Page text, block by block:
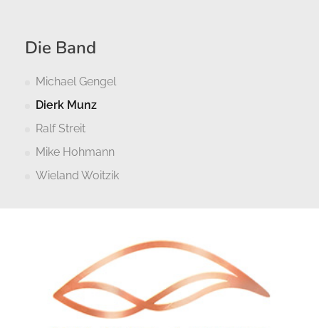
Die Band
Michael Gengel
Dierk Munz
Ralf Streit
Mike Hohmann
Wieland Woitzik